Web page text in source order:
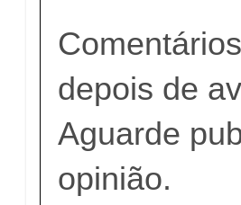
depois de
Aguarde
opinião.